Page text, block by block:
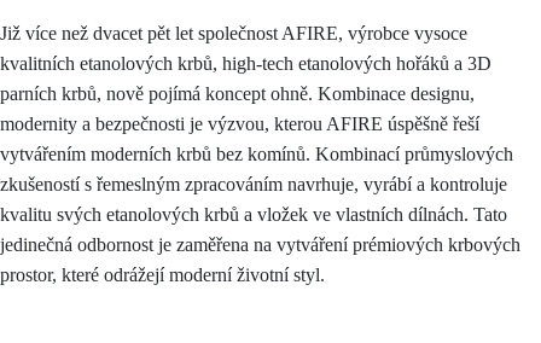
Již více než dvacet pět let společnost AFIRE, výrobce vysoce
kvalitních etanolových krbů, high-tech etanolových hořáků a 3D
parních krbů, nově pojímá koncept ohně. Kombinace designu,
modernity a bezpečnosti je výzvou, kterou AFIRE úspěšně řeší
vytvářením moderních krbů bez komínů. Kombinací průmyslových
zkušeností s řemeslným zpracováním navrhuje, vyrábí a kontroluje
kvalitu svých etanolových krbů a vložek ve vlastních dílnách. Tato
jedinečná odbornost je zaměřena na vytváření prémiových krbových
prostor, které odrážejí moderní životní styl.